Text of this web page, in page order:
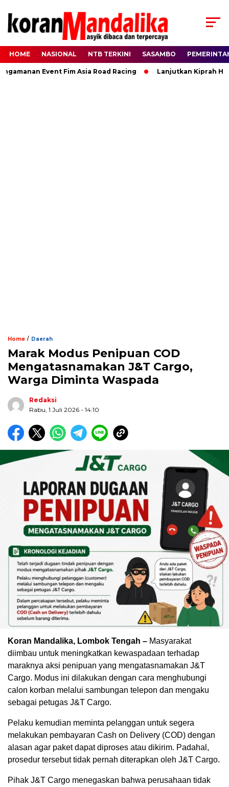
HOME NASIONAL NTB TERKINI SASAMBO
Event Fim Asia Road Racing Lanjutkan Kiprah HBK,
Home / Daerah
Marak Modus Penipuan COD
Mengatasnamakan J&T Cargo,
Warga Diminta Waspada
Redaksi
Rabu, 1 Juli 2026 - 14:10
Koran Mandalika, Lombok Tengah – Masyarakat
diimbau untuk meningkatkan kewaspadaan terhadap
maraknya aksi penipuan yang mengatasnamakan J&T
Cargo. Modus ini dilakukan dengan cara menghubungi
calon korban melalui sambungan telepon dan mengaku
sebagai petugas J&T Cargo.
Pelaku kemudian meminta pelanggan untuk segera
melakukan pembayaran Cash on Delivery (COD) dengan
alasan agar paket dapat diproses atau dikirim. Padahal,
prosedur tersebut tidak pernah diterapkan oleh J&T Cargo.
Pihak J&T Cargo menegaskan bahwa perusahaan tidak